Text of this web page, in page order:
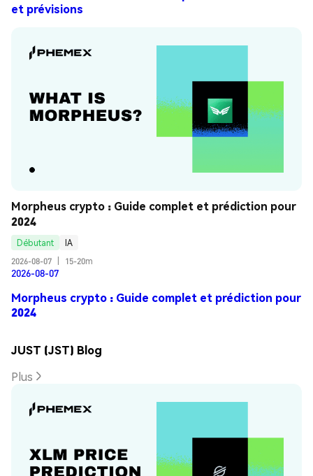
et prévisions
Morpheus crypto : Guide complet et prédiction pour
2024
Débutant
IA
2026-08-07
15-20m
2026-08-07
Morpheus crypto : Guide complet et prédiction pour
2024
JUST (JST) Blog
Plus